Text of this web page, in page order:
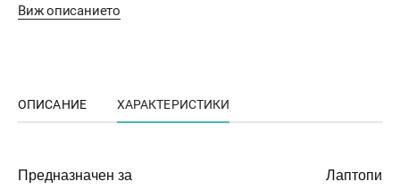
Виж описанието
ОПИСАНИЕ ХАРАКТЕРИСТИКИ
Предназначен за Лаптопи